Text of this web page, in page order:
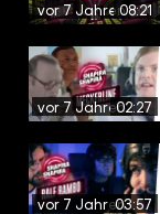
vor 7 Jahren08:21
vor 7 Jahren02:27
vor 7 Jahren03:57